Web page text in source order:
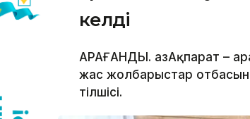
келді
ҚАРАҒАНДЫ. ҚазАқпарат –
жас жолбарыстар
тілшісі.